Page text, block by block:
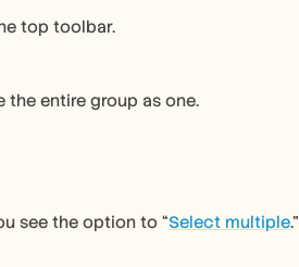
top toolbar.
the entire group as one.
see the option to “Select multiple.”